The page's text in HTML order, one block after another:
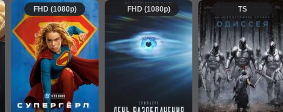
FHD (1080p) FHD (1080p) TS